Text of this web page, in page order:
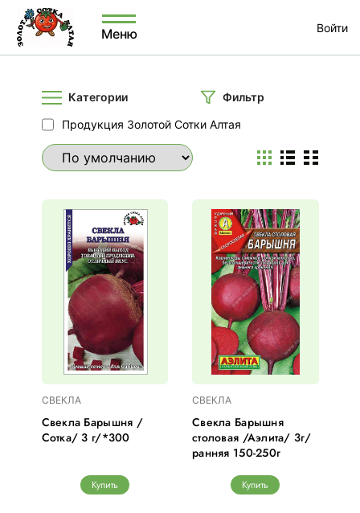
Меню Войти
Категории
Фильтр
Продукция Золотой Сотки Алтая
СВЕКЛА
Свекла Барышня /
Сотка/ 3 г/*300
Купить
СВЕКЛА
Свекла Барышня
столовая /Аэлита/ 3г/
ранняя 150-250г
Купить